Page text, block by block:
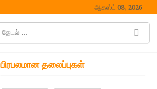
ஆகஸ்ட் 08, 2026
தேடல்
… M
பிரபலமான தலைப்புகள்